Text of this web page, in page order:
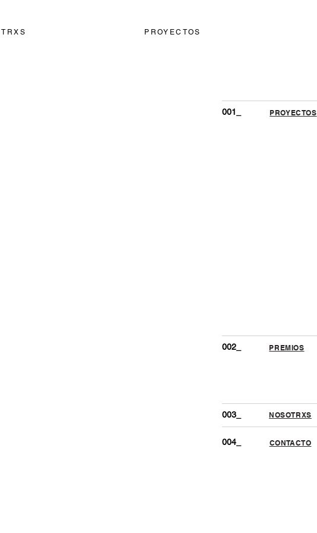
PROYECTOS
001_ PROYECTOS
002_ PREMIOS
003_ NOSOTRXS
004_ CONTACTO